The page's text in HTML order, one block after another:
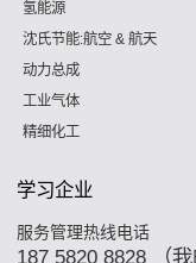
氢能源
沈氏节能:航空 & 航天
动力总成
工业气体
精细化工
学习企业
服务管理热线电话
187 5820 8828 （我